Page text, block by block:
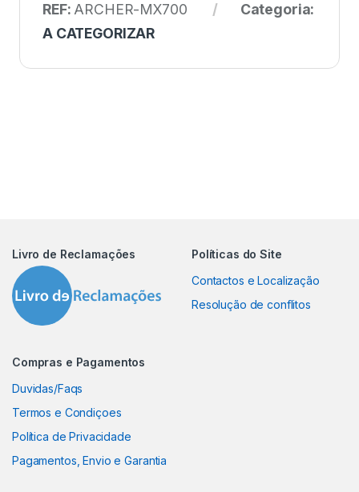
REF: ARCHER-MX700
Categoria:
A CATEGORIZAR
Livro de Reclamações
Políticas do Site
Contactos e Localização
Resolução de conflitos
Compras e Pagamentos
Duvidas/Faqs
Termos e Condiçoes
Política de Privacidade
Pagamentos, Envio e Garantia